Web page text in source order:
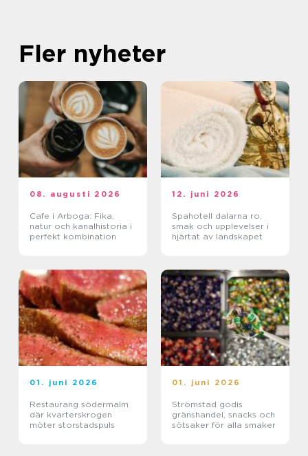
Fler nyheter
08. augusti 2026
Cafe i Arboga: Fika,
natur och kanalhistoria i
perfekt kombination
12. juni 2026
Spahotell dalarna ro,
smak och upplevelser i
hjärtat av landskapet
01. juni 2026
Restaurang södermalm
där kvarterskrogen
möter storstadspuls
01. juni 2026
Strömstad godis
gränshandel, snacks och
sötsaker för alla smaker